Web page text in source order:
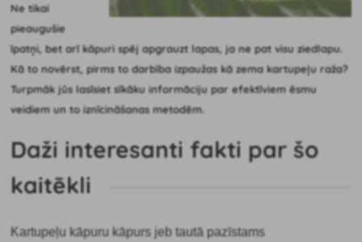
Ne tikai
pieaugušie
īpatņi, bet arī kāpuri spēj apgrauzt lapas, ja ne pat visu ziedlapu.
Kā to novērst, pirms to darbība izpaužas kā zema kartupeļu raža?
Turpmāk jūs lasīsiet sīkāku informāciju par efektīviem ēsmu
veidiem un to iznīcināšanas metodēm.
Daži interesanti fakti par šo
kaitēkli
Kartupeļu kāpuru kāpurs jeb tautā pazīstams